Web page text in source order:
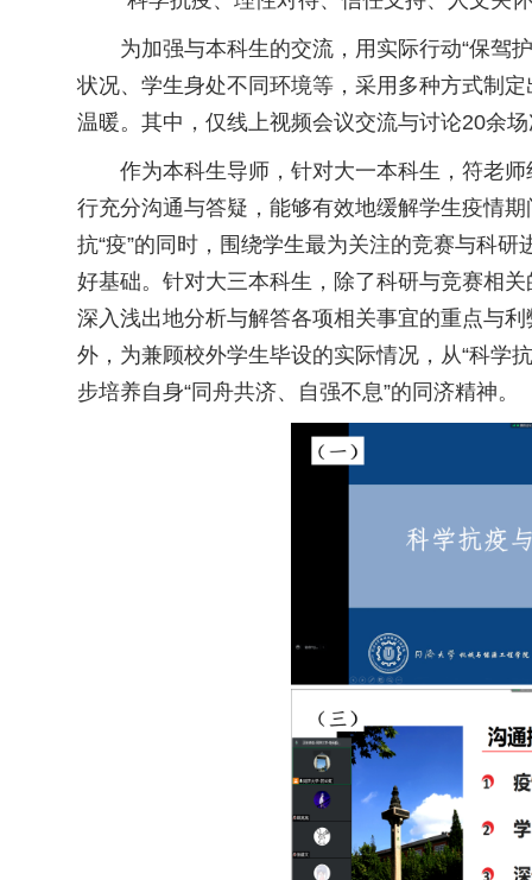
为加强与本科生的交流，用实际行动“保驾
状况、学生身处不同环境等，采用多种方式制
温暖。其中，仅线上视频会议交流与讨论20余
作为本科生导师，针对大一本科生，符老
行充分沟通与答疑，能够有效地缓解学生疫情
抗“疫”的同时，围绕学生最为关注的竞赛与科
好基础。针对大三本科生，除了科研与竞赛相
深入浅出地分析与解答各项相关事宜的重点与
外，为兼顾校外学生毕设的实际情况，从“科学
步培养自身“同舟共济、自强不息”的同济精神。